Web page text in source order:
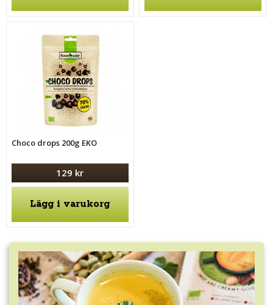
Choco drops 200g EKO
129 kr
Lägg i varukorg